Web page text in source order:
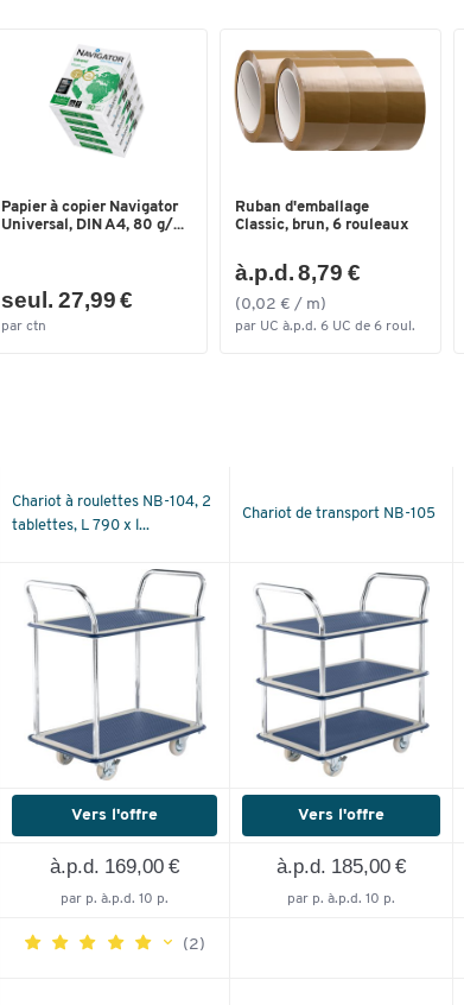
Longueur de la zone de
chargement (mm)
810
Papier à copier Navigator
Universal, DIN A4, 80 g/...
seul. 27,99 €
par ctn
Ruban d'emballage
Classic, brun, 6 rouleaux
à.p.d. 8,79 €
(0,02 € / m)
par UC à.p.d. 6 UC de 6 roul.
Chariot à roulettes NB-104, 2
tablettes, L 790 x l...
Chariot de transport NB-105
Vers l'offre Vers l'offre
à.p.d. 169,00 €
par p. à.p.d. 10 p.
à.p.d. 185,00 €
par p. à.p.d. 10 p.
(2)